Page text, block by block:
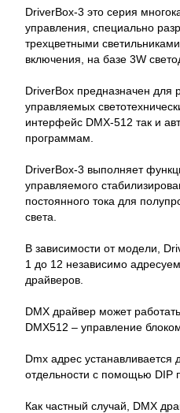
DriverBox-3 это серия
управления, специально
трехцветными
включения, на базе 3W
DriverBox предназначен для
управляемых
интерфейс DMX-512 так и
программам.
DriverBox-3 выполняет
управляемого
постоянного тока для
света.
В зависимости от модели,
1 до 12 независимо
драйверов.
DMX драйвер может
DMX512 – управление
Dmx адрес устанавливается
отдельности с помощью DIP
Как частный случай, DMX